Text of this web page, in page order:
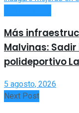
Más
Malvinas:
polideportivo
5 agosto, 2026
Next Post